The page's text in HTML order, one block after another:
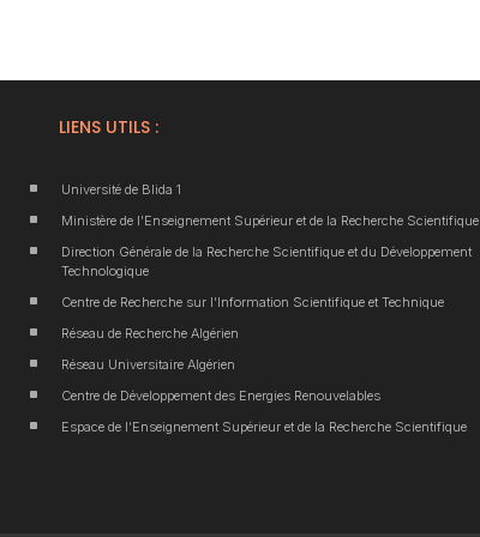
LIENS UTILS :
^ Université de Blida 1
^ Ministère de l’Enseignement Supérieur et de la Recherche Scientifique
^
Direction Générale de la Recherche Scientifique et du Développement
Technologique
^ Centre de Recherche sur l’Information Scientifique et Technique
^ Réseau de Recherche Algérien
^ Réseau Universitaire Algérien
^ Centre de Développement des Energies Renouvelables
^ Espace de l’Enseignement Supérieur et de la Recherche Scientifique